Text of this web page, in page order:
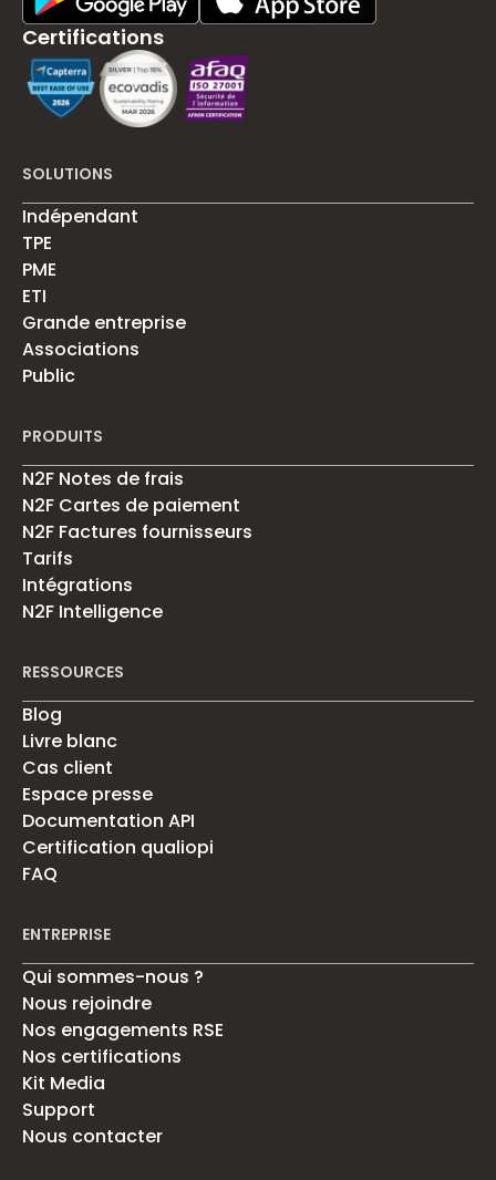
Certifications
SOLUTIONS
Indépendant
TPE
PME
ETI
Grande entreprise
Associations
Public
PRODUITS
N2F Notes de frais
N2F Cartes de paiement
N2F Factures fournisseurs
Tarifs
Intégrations
N2F Intelligence
RESSOURCES
Blog
Livre blanc
Cas client
Espace presse
Documentation API
Certification qualiopi
FAQ
ENTREPRISE
Qui sommes-nous ?
Nous rejoindre
Nos engagements RSE
Nos certifications
Kit Media
Support
Nous contacter